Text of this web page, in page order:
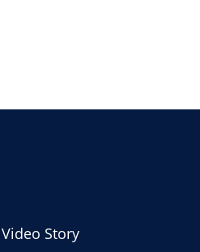
Video Story